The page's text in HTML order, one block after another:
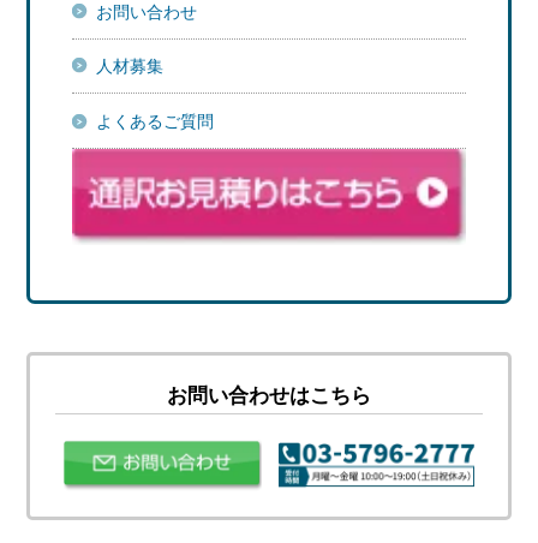
お問い合わせ
人材募集
よくあるご質問
お問い合わせはこちら